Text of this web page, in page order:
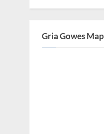
Gria Gowes Map